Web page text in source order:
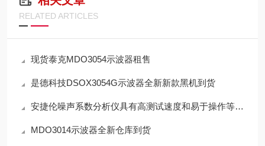
RELATED ARTICLES
现货泰克MDO3054示波器租售
是德科技DSOX3054G示波器全新新款黑机到货
安捷伦噪声系数分析仪具有高测试速度和易于操作等优点
MDO3014示波器全新仓库到货